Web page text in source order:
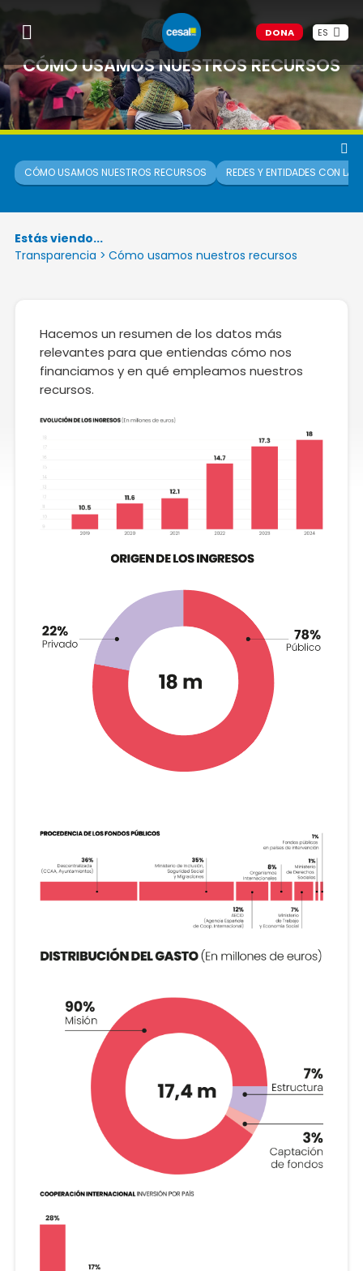
DONA ES
CÓMO USAMOS NUESTROS RECURSOS
CÓMO USAMOS NUESTROS RECURSOS REDES Y ENTIDADES CON
Estás viendo...
Transparencia > Cómo usamos nuestros recursos
Hacemos un resumen de los datos más
relevantes para que entiendas cómo nos
financiamos y en qué empleamos nuestros
recursos.